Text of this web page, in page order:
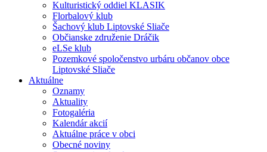
Kulturistický oddiel KLASIK
Florbalový klub
Šachový klub Liptovské Sliače
Občianske združenie Dráčik
eLSe klub
Pozemkové spoločenstvo urbáru občanov obce
Liptovské Sliače
Aktuálne
Oznamy
Aktuality
Fotogaléria
Kalendár akcií
Aktuálne práce v obci
Obecné noviny